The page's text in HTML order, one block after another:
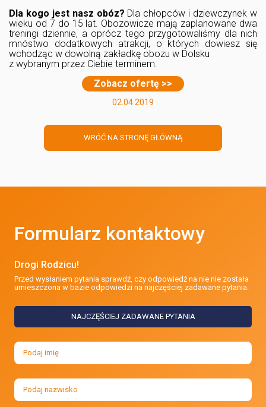
Dla kogo jest nasz obóz? Dla chłopców i dziewczynek w
wieku od 7 do 15 lat. Obozowicze mają zaplanowane dwa
treningi dziennie, a oprócz tego przygotowaliśmy dla nich
mnóstwo dodatkowych atrakcji, o których dowiesz się
wchodząc w dowolną zakładkę obozu w Dolsku
z wybranym przez Ciebie terminem.
Zobacz ofertę >>
02.04.2019
WRÓĆ NA STRONĘ GŁÓWNĄ
Formularz kontaktowy
Drogi Rodzicu!
Przed wysłaniem pytania sprawdź, czy odpowiedź na nie nie została
umieszczona w bazie odpowiedzi na najczęściej zadawane pytania.
NAJCZĘŚCIEJ ZADAWANE PYTANIA